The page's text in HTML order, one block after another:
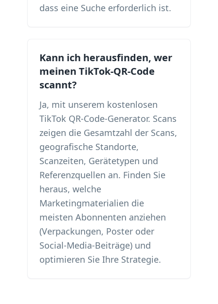
dass eine Suche erforderlich ist.
Kann ich herausfinden, wer
meinen TikTok-QR-Code
scannt?
Ja, mit unserem kostenlosen
TikTok QR-Code-Generator. Scans
zeigen die Gesamtzahl der Scans,
geografische Standorte,
Scanzeiten, Gerätetypen und
Referenzquellen an. Finden Sie
heraus, welche
Marketingmaterialien die
meisten Abonnenten anziehen
(Verpackungen, Poster oder
Social-Media-Beiträge) und
optimieren Sie Ihre Strategie.